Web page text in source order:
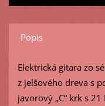
Popis
Elektrická gitara zo
z jelšového dreva s
javorový „C“ krk s